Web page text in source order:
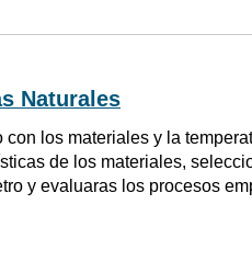
Naturales
con los materiales y la
de los materiales,
y evaluaras los procesos